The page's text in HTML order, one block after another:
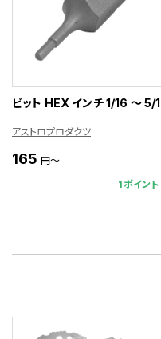
ビット HEX インチ 1/16 ～ 5/
アストロプロダクツ
165 円～
1ポイン